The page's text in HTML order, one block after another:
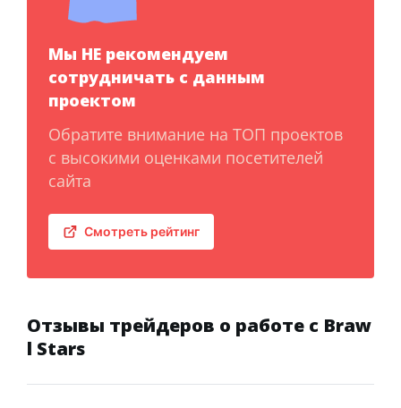
Мы НЕ рекомендуем
сотрудничать с данным
проектом
Обратите внимание на ТОП проектов
с высокими оценками посетителей
сайта
Смотреть рейтинг
Отзывы трейдеров о работе с Braw
l Stars